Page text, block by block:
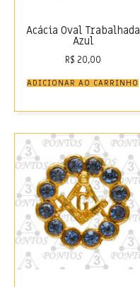
Acácia Oval Trabalhada
Azul
R$ 20,00
ADICIONAR AO CARRINHO